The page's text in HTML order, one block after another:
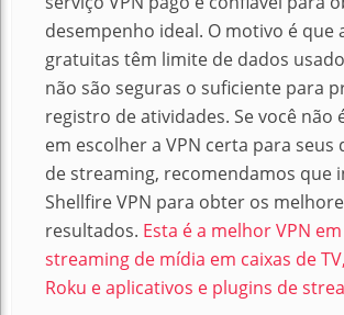
desempenho ideal. O motivo é que
gratuitas têm limite de dados
não são seguras o suficiente para
registro de atividades. Se você não
em escolher a VPN certa para seus
de streaming, recomendamos que
Shellfire VPN para obter os
resultados. Esta é a melhor VPN
streaming de mídia em caixas de
Roku e aplicativos e plugins de